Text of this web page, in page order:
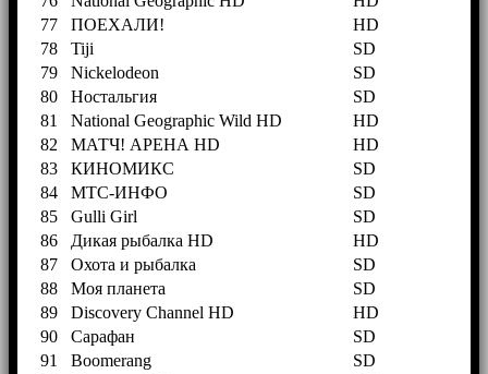
77
ПОЕХАЛИ!
HD
78
Tiji
SD
79
Nickelodeon
SD
80
Ностальгия
SD
81
National Geographic Wild HD
HD
82
МАТЧ! АРЕНА HD
HD
83
КИНОМИКС
SD
84
МТС-ИНФО
SD
85
Gulli Girl
SD
86
Дикая рыбалка HD
HD
87
Охота и рыбалка
SD
88
Моя планета
SD
89
Discovery Channel HD
HD
90
Сарафан
SD
91
Boomerang
SD